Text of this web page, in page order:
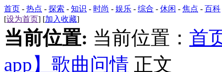
首页 - 热点 - 探索 - 知识 - 时尚 - 娱乐 - 综合 - 休闲 - 焦点 - 百科
[设为首页] [加入收藏]
当前位置: 当前位置： 首
app】歌曲问情 正文